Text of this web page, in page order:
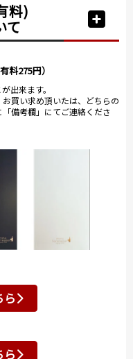
料)
て
有料275円）
出来ます。
買い求め頂いたは、どちらの
備考欄」にてご連絡くださ
ら
ら